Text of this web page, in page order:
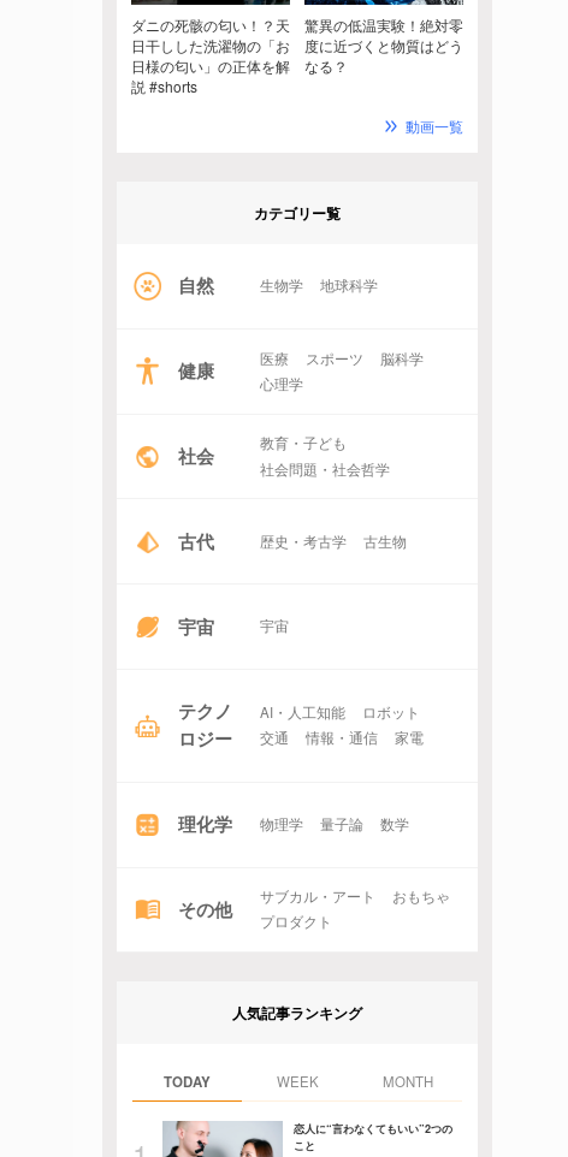
ダニの死骸の匂い！？天
日干しした洗濯物の「お
日様の匂い」の正体を解
説 #shorts
驚異の低温実験！絶対零
度に近づくと物質はどう
なる？
動画一覧
カテゴリー覧
自然 生物学 地球科学
健康 医療 スポーツ
脳科学
心理学
社会
教育・子ども
社会問題・社会哲学
古代 歴史・考古学 古生物
宇宙 宇宙
テクノ
ロジー
AI・人工知能
ロボット
交通
情報・通信 家電
理化学 物理学 量子論 数学
その他 サブカル・アート
おもちゃ
プロダクト
人気記事ランキング
TODAY WEEK MONTH
恋人に“言わなくてもいい”2つの
こと